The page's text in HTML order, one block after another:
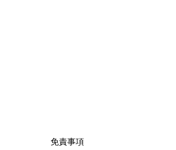
免責事項